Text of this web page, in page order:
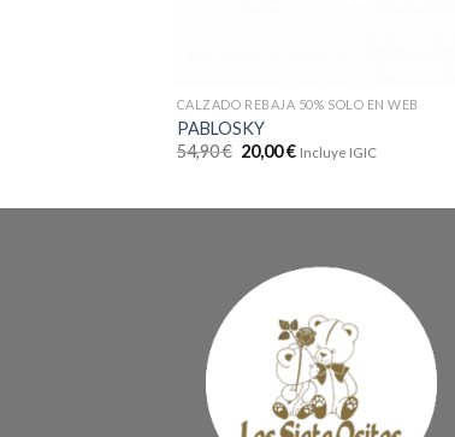
CALZADO REBAJA 50% SOLO EN WEB
PABLOSKY
54,90€ 20,00€ Incluye IGIC